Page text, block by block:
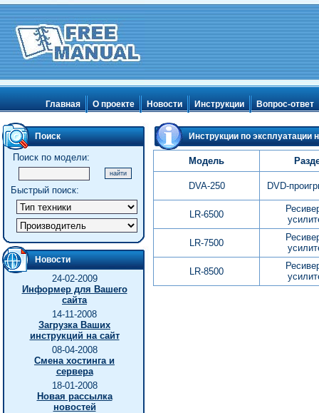
Главная О проекте Новости Инструкции Вопрос-ответ
Поиск
Поиск по модели:
Быстрый поиск:
Новости
24-02-2009
Информер для Вашего
сайта
14-11-2008
Загрузка Ваших
инструкций на сайт
08-04-2008
Смена хостинга и
сервера
18-01-2008
Новая рассылка
новостей
Инструкции по эксплуатации
Модель
DVA-250 DVD-
LR-6500
LR-7500
LR-8500